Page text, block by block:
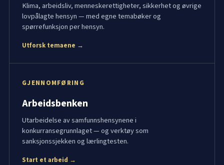
Klima, arbeidsliv, menneskerettigheter, sikkerhet og øvrige
lovpålagte hensyn — med egne temabøker og
spørrefunksjon per hensyn.
Utforsk temaene →
GJENNOMFØRING
Arbeidsbenken
Utarbeidelse av samfunnshensynene i
konkurransegrunnlaget — og verktøy som
sanksjonssjekken og lærlingtesten.
Start et arbeid →